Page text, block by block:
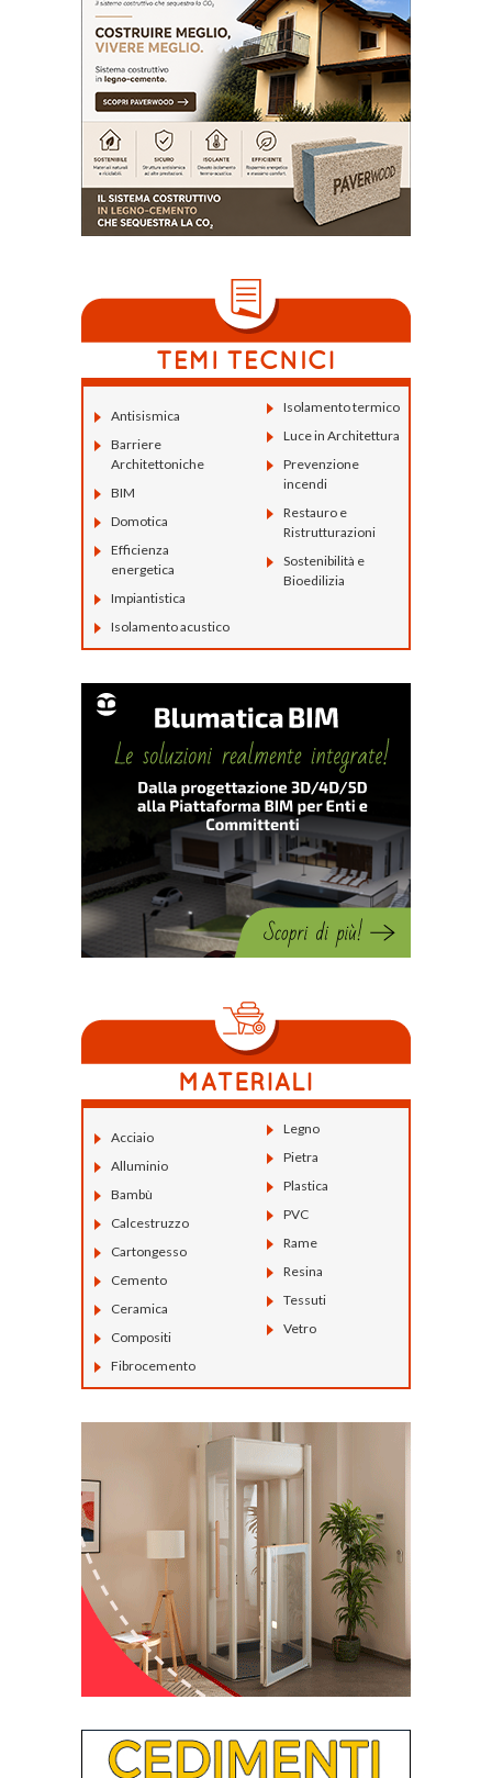
Antisismica
Barriere
Architettoniche
BIM
Domotica
Efficienza
energetica
Impiantistica
Isolamento acustico
Isolamento termico
Luce in Architettura
Prevenzione
incendi
Restauro e
Ristrutturazioni
Sostenibilità e
Bioedilizia
Acciaio
Alluminio
Bambù
Calcestruzzo
Cartongesso
Cemento
Ceramica
Compositi
Fibrocemento
Legno
Pietra
Plastica
PVC
Rame
Resina
Tessuti
Vetro